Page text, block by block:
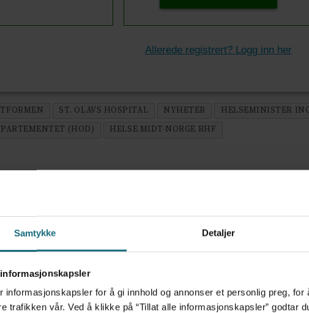
Samtykke Detaljer
informasjonskapsler for å gi innhold og annonser et personlig preg,
trafikken vår. Ved å klikke på “Tillat alle informasjonskapsler” godtar
Allerede registrert? Logg inn her
ST. OLAVS HOSPITAL NYHETER
HELSEMINISTER
(HOD)
HELSE MIDT-NORGE RHF
siden
oppgaver og frigjør tid for helsepersonell: – Det er helt
siden